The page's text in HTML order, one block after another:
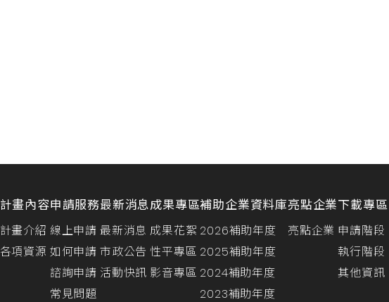
計畫內容
計畫介紹
各項資源
申請服務
線上申請
如何申請
諮詢申請
常見問題
最新消息
最新消息
市政公告
活動快訊
成果專區
成果花絮
性平專區
影音專區
補助企業資料庫
2026補助年度
2025補助年度
2024補助年度
2023補助年度
亮點企業
亮點企業
下載專區
申請階段
執行階段
其他資訊